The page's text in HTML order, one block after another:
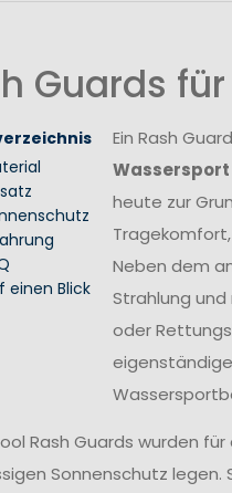
Guards
einen Blick
Ein Rash
Wassersport
heute zur
Neben dem
Strahlung
oder
Rash Guards wurden
Sonnenschutz